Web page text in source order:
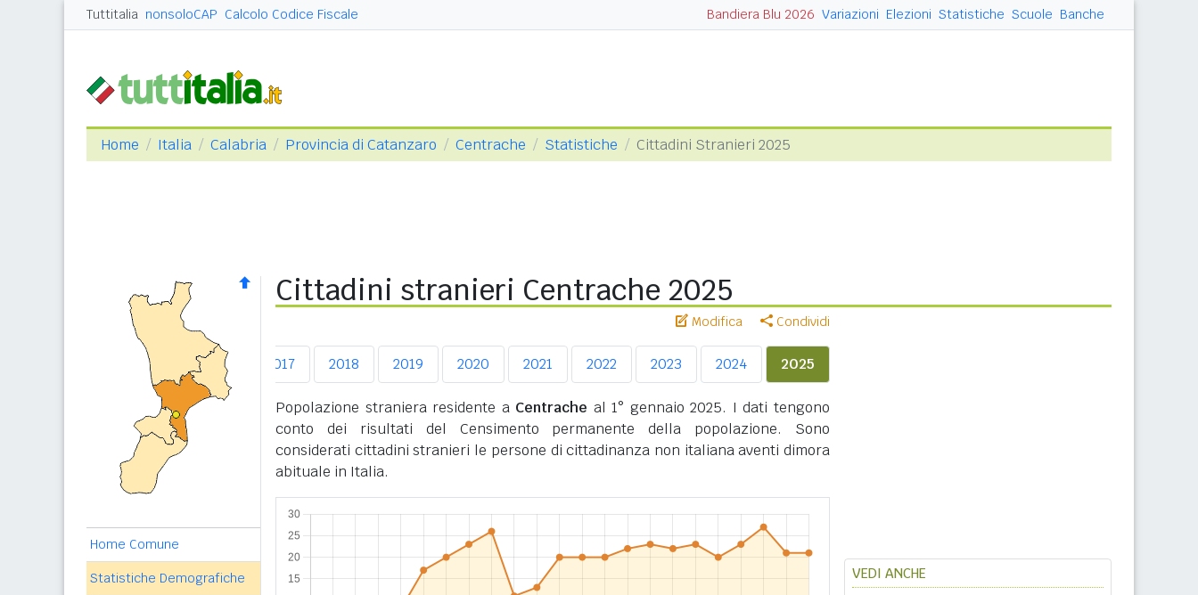
Tuttitalia nonsoloCAP Calcolo Codice Fiscale Bandiera Blu 2026 Variazioni Elezioni Statistiche Scuole Banche
Home Italia Calabria Provincia di Catanzaro Centrache Statistiche Cittadini Stranieri 2025
Home Comune
Statistiche Demografiche
Cittadini stranieri Centrache 2025
Modifica Condividi
2015 2016 2017 2018 2019 2020 2021 2022 2023 2024 2025
Popolazione straniera residente a Centrache al 1° gennaio 2025. I dati tengono
conto dei risultati del Censimento permanente della popolazione. Sono
considerati cittadini stranieri le persone di cittadinanza non italiana aventi dimora
abituale in Italia.
VEDI ANCHE